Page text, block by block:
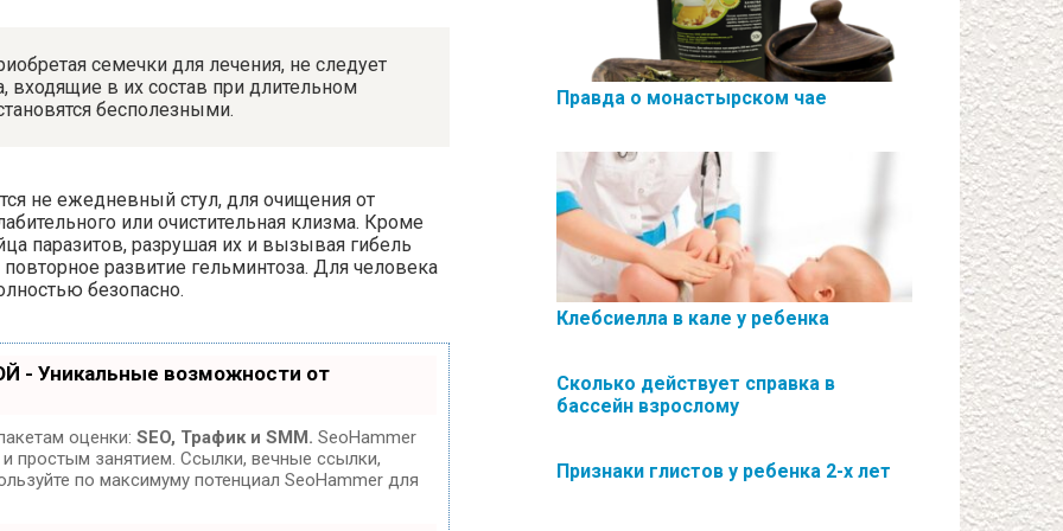
семечки для лечения, не следует
входящие в их состав при длительном
бесполезными.
не ежедневный стул, для очищения от
или очистительная клизма. Кроме
паразитов, разрушая их и вызывая гибель
развитие гельминтоза. Для человека
безопасно.
- Уникальные возможности от
оценки: SEO, Трафик и SMM. SeoHammer
простым занятием. Ссылки, вечные ссылки,
по максимуму потенциал SeoHammer для
Правда о монастырском чае
Клебсиелла в кале у ребенка
Сколько действует справка в
бассейн взрослому
Признаки глистов у ребенка 2-х лет